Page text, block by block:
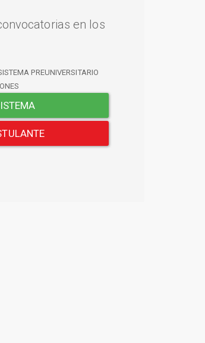
en los
PREUNIVERSITARIO